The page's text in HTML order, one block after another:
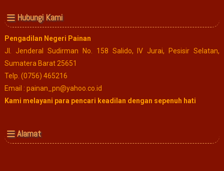
Hubungi Kami
Pengadilan Negeri Painan
Jl. Jenderal Sudirman No. 158 Salido, IV Jurai, Pesisir Selatan,
Sumatera Barat 25651
Telp. (0756) 465216
Email : painan_pn@yahoo.co.id
Kami melayani para pencari keadilan dengan sepenuh hati
Alamat